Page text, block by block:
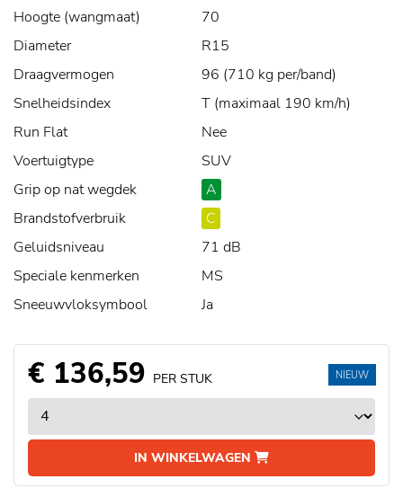
Hoogte (wangmaat)
70
Diameter
R15
Draagvermogen
96 (710 kg per/band)
Snelheidsindex
T (maximaal 190 km/h)
Run Flat
Nee
Voertuigtype
SUV
Grip op nat wegdek
A
Brandstofverbruik
C
Geluidsniveau
71 dB
Speciale kenmerken
MS
Sneeuwvloksymbool
Ja
€ 136,59 PER STUK
IN WINKELWAGEN
NIEUW